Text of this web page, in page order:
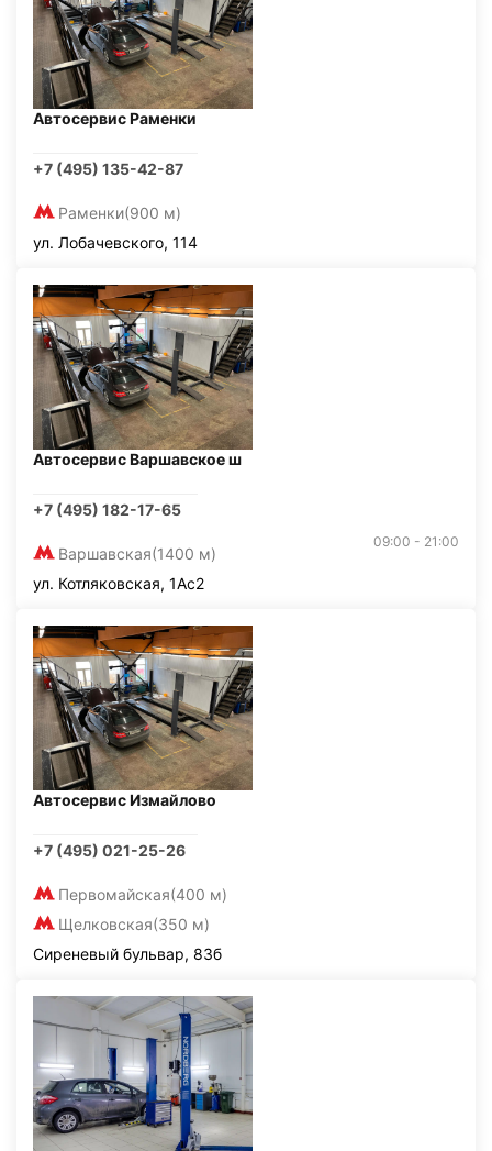
Автосервис Раменки
+7 (495) 135-42-87
Раменки(900 м)
ул. Лобачевского, 114
Автосервис Варшавское ш
+7 (495) 182-17-65
Варшавская(1400 м)
09:00 - 21:00
ул. Котляковская, 1Ас2
Автосервис Измайлово
+7 (495) 021-25-26
Первомайская(400 м)
Щелковская(350 м)
Сиреневый бульвар, 83б